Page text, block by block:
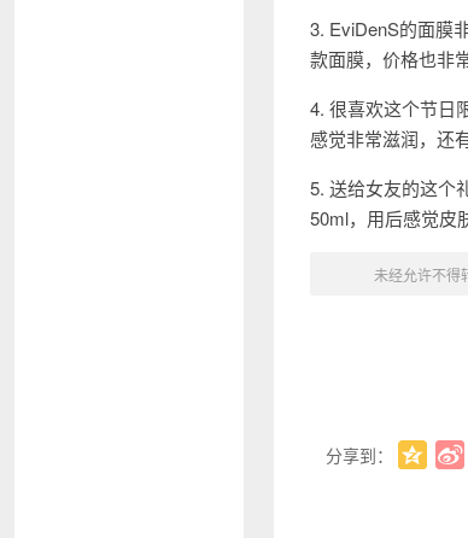
3. EviDenS的面膜
款面膜，价格也非
4. 很喜欢这个节日
感觉非常滋润，还
5. 送给女友的这个
50ml，用后感觉皮
未经允许不得
分享到：